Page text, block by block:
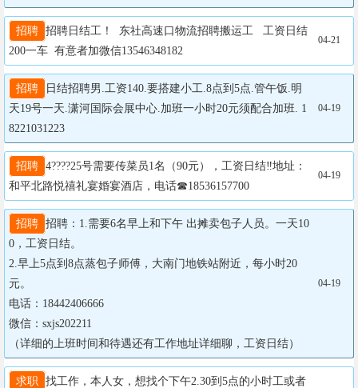
招聘 招聘日结工！  东社高速口物流招聘搬运工   工资日结
200一车  有意者加微信13546348182
04-21
招聘
日结招聘男.工资140.要搭建小工.8点到5点.管午饭.明
天19号一天.潇河国际会展中心.加班一小时20元须配合加班. 1
8221031223
04-19
招聘 4????25号需要传菜员1名（90元），工资日结‼地址：
和平北路悦禧礼宴婚宴酒店，电话☎18536157700
04-19
招聘 招聘：1.需要6名早上和下午 出摊卖包子人员。一天10
0，工资日结。
2.早上5点到8点蒸包子师傅，大南门地铁站附近，每小时20
元。
电话：18442406666
微信：sxjs202211
（详细的上班时间和待遇还有工作地址详细聊，工资日结）
04-19
求职
找工作，本人女，想找个下午2.30到5点的小时工或者